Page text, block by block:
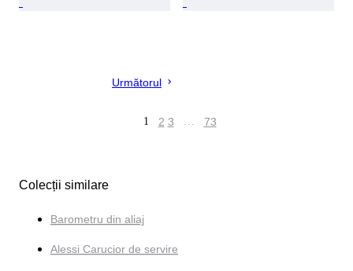
Următorul
1 2 3 … 73
Colecții similare
Barometru din aliaj
Alessi Carucior de servire